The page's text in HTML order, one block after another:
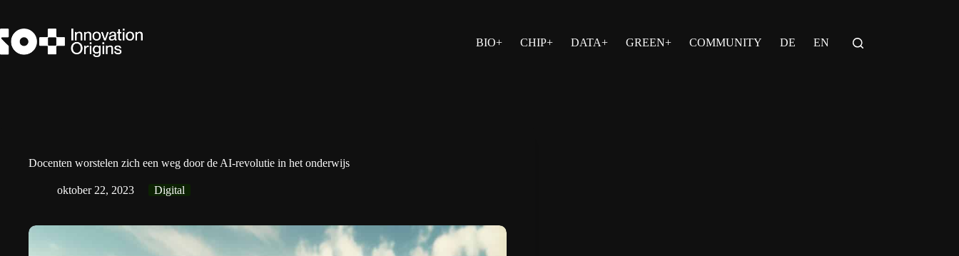
de
inhoud
BIO+ CHIP+ DATA+ GREEN+ COMMUNITY DE EN
Docenten worstelen zich een weg door de AI-revolutie in het onderwijs
oktober 22, 2023 Digital